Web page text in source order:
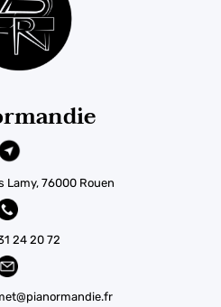
Lamy, 76000 Rouen
24 20 72